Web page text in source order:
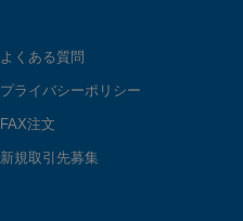
よくある質問
プライバシーポリシー
FAX注文
新規取引先募集